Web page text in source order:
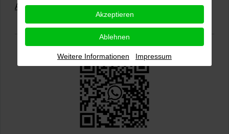
Alle Rezensionen ansehen|Bewertung abgeben
Akzeptieren
Ablehnen
Weitere Informationen Impressum